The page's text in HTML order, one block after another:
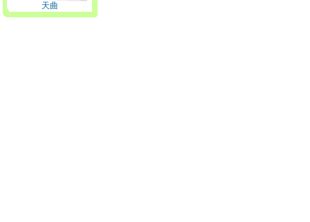
天曲